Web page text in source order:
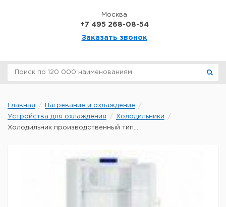
Москва
+7 495 268-08-54
Заказать звонок
Главная
Нагревание и охлаждение
Устройства для охлаждения
Холодильники
Холодильник производственный тип...